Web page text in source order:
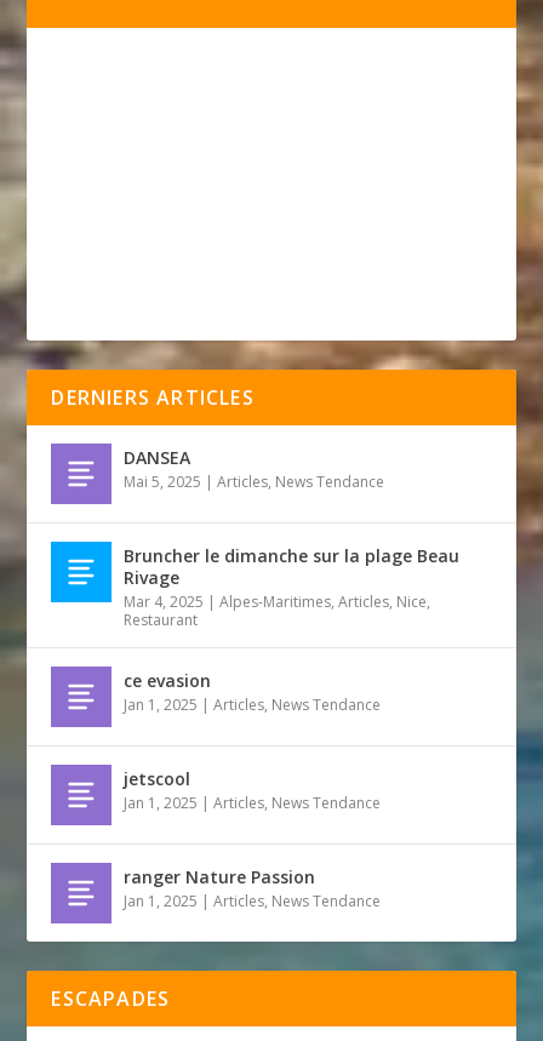
DERNIERS ARTICLES
DANSEA
Mai 5, 2025 |Articles, News Tendance
Bruncher le dimanche sur la plage Beau
Rivage
Mar 4, 2025 |Alpes-Maritimes,Articles, Nice,
Restaurant
ce evasion
Jan 1, 2025 |Articles, News Tendance
jetscool
Jan 1, 2025 |Articles, News Tendance
ranger Nature Passion
Jan 1, 2025 |Articles, News Tendance
ESCAPADES